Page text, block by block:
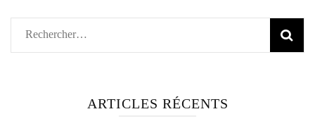
Rechercher :
ARTICLES RÉCENTS